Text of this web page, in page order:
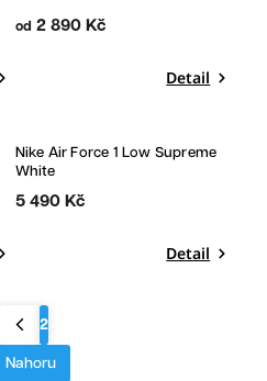
od 2 890 Kč
Detail
Bestseller
Nike Air Force 1 Low Supreme
White
5 490 Kč
Detail
2
Nahoru